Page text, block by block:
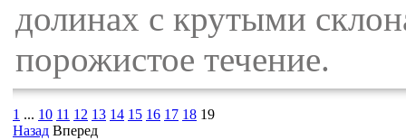
долинах с крутыми
порожистое течение.
1 ... 10 11 12 13 14 15 16 17 18 19
Назад Вперед